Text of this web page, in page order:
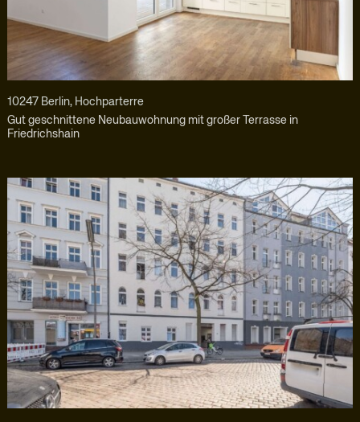
10247 Berlin, Hochparterre
Gut geschnittene Neubauwohnung mit großer Terrasse in
Friedrichshain